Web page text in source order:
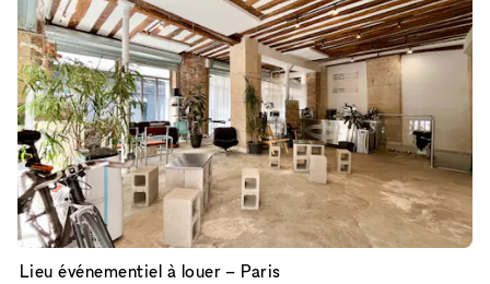
Lieu événementiel à louer – Paris